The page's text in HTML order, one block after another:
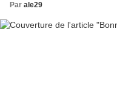
Par ale29